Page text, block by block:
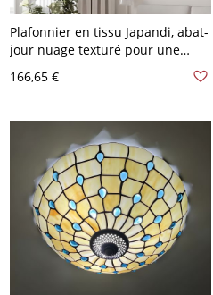
Plafonnier en tissu Japandi, abat-
jour nuage texturé pour une
120 V 40,64 cm
166,65 €